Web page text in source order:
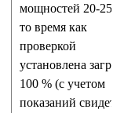
мощностей 20-
то время как
проверкой
установлена
100 % (с учетом
показаний